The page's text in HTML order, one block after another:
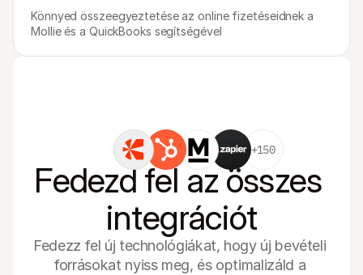
Könnyed összeegyeztetése az online fizetéseidnek a
Mollie és a QuickBooks segítségével
+150
Fedezd fel az összes
integrációt
Fedezz fel új technológiákat, hogy új bevételi
forrásokat nyiss meg, és optimalizáld a